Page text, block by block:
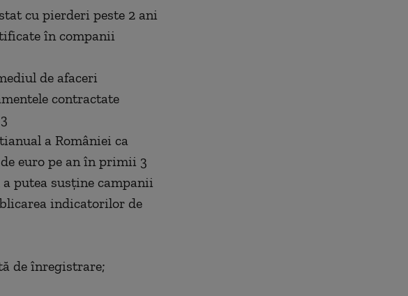
cu pierderi peste 2 ani
în companii
de afaceri
contractate
a României ca
euro pe an în primii 3
putea susține campanii
indicatorilor de
de înregistrare;